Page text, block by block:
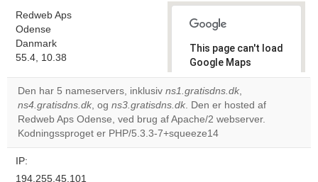
Redweb Aps
Odense
Danmark
55.4, 10.38
This page can't load
Google Maps
correctly.
Do you
own this
website?
Den har 5 nameservers, inklusiv ns1.gratisdns.dk,
ns4.gratisdns.dk, og ns3.gratisdns.dk. Den er hosted af
Redweb Aps Odense, ved brug af Apache/2 webserver.
Kodningssproget er PHP/5.3.3-7+squeeze14
IP:
194.255.45.101